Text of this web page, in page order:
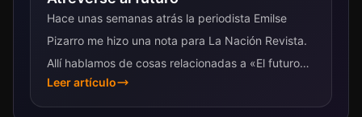
Hace unas semanas atrás la periodista Emilse
Pizarro me hizo una nota para La Nación Revista.
Allí hablamos de cosas relacionadas a «El futuro
del futuro» para ser...
Leer artículo